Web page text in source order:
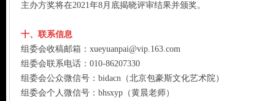
主办方奖将在2021年8月底揭晓评审结果并颁奖。
十、联系信息
组委会收稿邮箱：xueyuanpai@vip.163.com
组委会联系电话：010-86207330
组委会公众微信号：bidacn（北京包豪斯文化艺术院）
组委会个人微信号：bhsxyp（黄晨老师）